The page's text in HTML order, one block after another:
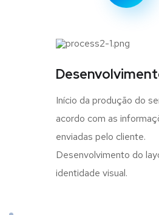
Início da produção do
acordo com as
enviadas pelo cliente.
Desenvolvimento do
identidade visual.